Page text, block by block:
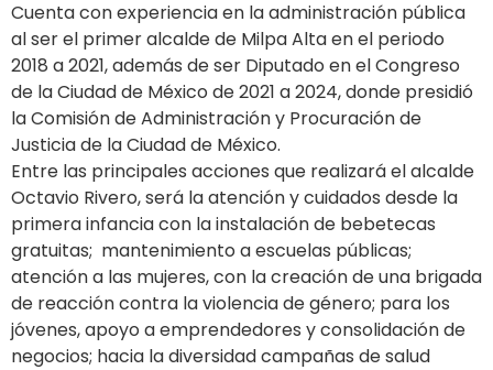
Cuenta con experiencia en la administración pública
al ser el primer alcalde de Milpa Alta en el periodo
2018 a 2021, además de ser Diputado en el Congreso
de la Ciudad de México de 2021 a 2024, donde presidió
la Comisión de Administración y Procuración de
Justicia de la Ciudad de México.
Entre las principales acciones que realizará el alcalde
Octavio Rivero, será la atención y cuidados desde la
primera infancia con la instalación de bebetecas
gratuitas; mantenimiento a escuelas públicas;
atención a las mujeres, con la creación de una brigada
de reacción contra la violencia de género; para los
jóvenes, apoyo a emprendedores y consolidación de
negocios; hacia la diversidad campañas de salud